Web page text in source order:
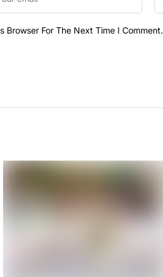
Browser For The Next Time I Comment.